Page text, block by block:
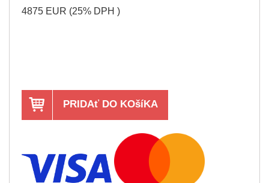
4875 EUR (25% DPH )
PRIDAť DO KOšíKA